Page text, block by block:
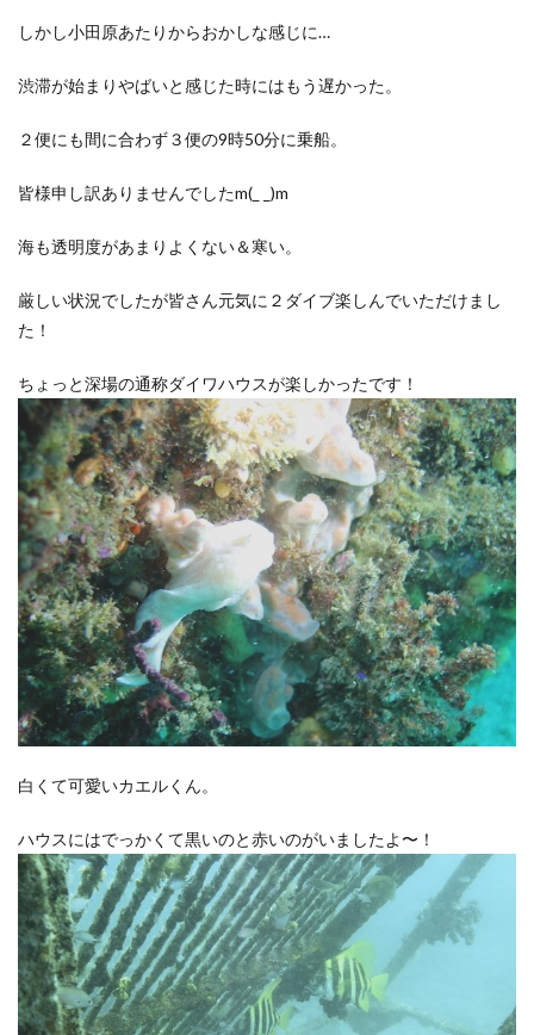
しかし小田原あたりからおかしな感じに…
渋滞が始まりやばいと感じた時にはもう遅かった。
２便にも間に合わず３便の9時50分に乗船。
皆様申し訳ありませんでしたm(_ _)m
海も透明度があまりよくない＆寒い。
厳しい状況でしたが皆さん元気に２ダイブ楽しんでいただけまし
た！
ちょっと深場の通称ダイワハウスが楽しかったです！
白くて可愛いカエルくん。
ハウスにはでっかくて黒いのと赤いのがいましたよ〜！